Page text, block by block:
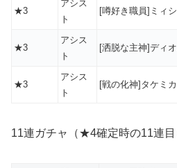
★3
アシス
ト
[噂好き職員]ミィ
★3
アシス
ト
[洒脱な主神]ディ
★3
アシス
ト
[戦の化神]タケミ
11連ガチャ（★4確定時の11連目